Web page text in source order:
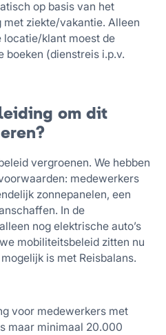
op basis van het
met ziekte/vakantie. Alleen
locatie/klant moest de
boeken (dienstreis i.p.v.
om dit
vergroenen. We hebben
medewerkers
zonnepanelen, een
In de
nog elektrische auto’s
mobiliteitsbeleid zitten nu
is met Reisbalans.
voor medewerkers met
maar minimaal 20.000